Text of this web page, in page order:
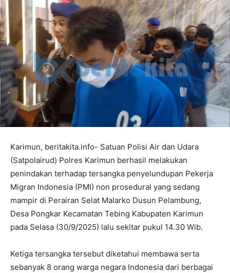
Karimun, beritakita.info- Satuan Polisi Air dan Udara
(Satpolairud) Polres Karimun berhasil melakukan
penindakan terhadap tersangka penyelundupan Pekerja
Migran Indonesia (PMI) non prosedural yang sedang
mampir di Perairan Selat Malarko Dusun Pelambung,
Desa Pongkar Kecamatan Tebing Kabupaten Karimun
pada Selasa (30/9/2025) lalu sekitar pukul 14.30 Wib.
Ketiga tersangka tersebut diketahui membawa serta
sebanyak 8 orang warga negara Indonesia dari berbagai